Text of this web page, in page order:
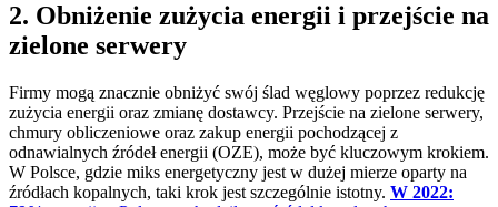
2. Obniżenie zużycia energii i przejście na
zielone serwery
Firmy mogą znacznie obniżyć swój ślad węglowy poprzez redukcję
zużycia energii oraz zmianę dostawcy. Przejście na zielone serwery,
chmury obliczeniowe oraz zakup energii pochodzącej z
odnawialnych źródeł energii (OZE), może być kluczowym krokiem.
W Polsce, gdzie miks energetyczny jest w dużej mierze oparty na
źródłach kopalnych, taki krok jest szczególnie istotny. W 2022: